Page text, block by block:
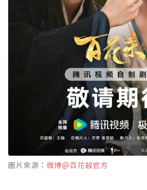
圖片來源： 微博@百花殺官方